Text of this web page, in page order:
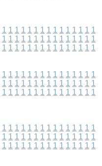
1 1 1 1 1 1 1 1 1 1 1 1 1 1 1
1 1 1 1 1 1 1 1 1 1 1 1 1 1 1
1 1 1 1 1 1 1 1 1 1 1 1 1 1 1
1 1 1 1 1 1 1 1 1 1 1 1 1 1 1
1 1 1 1 1 1 1 1 1 1 1 1 1 1 1
1 1 1 1 1 1 1 1 1 1 1 1 1 1 1
1 1 1 1 1 1 1 1 1 1 1 1 1 1 1
1 1 1 1 1 1 1 1 1 1 1 1 1 1 1
1 1 1 1 1 1 1 1 1 1 1 1 1 1 1